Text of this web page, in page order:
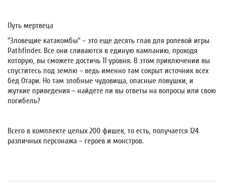
Путь мертвеца
"Зловещие катакомбы" – это еще десять глав для ролевой игры
Pathfinder. Все они сливаются в единую кампанию, проходя
которую, вы сможете достичь 11 уровня. В этом приключении вы
спуститесь под землю – ведь именно там сокрыт источник всех
бед Отари. Но там злобные чудовища, опасные ловушки, и
жуткие приведения – найдете ли вы ответы на вопросы или свою
погибель?
Всего в комплекте целых 200 фишек, то есть, получается 124
различных персонажа – героев и монстров.